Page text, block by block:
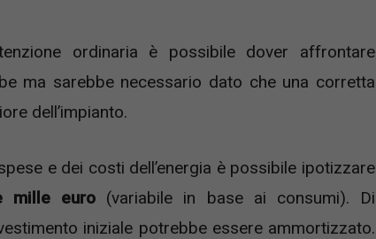
ordinaria è possibile dover affrontare
ma sarebbe necessario dato che una corretta
dell’impianto.
e dei costi dell’energia è possibile ipotizzare
mille euro (variabile in base ai consumi). Di
iniziale potrebbe essere ammortizzato.